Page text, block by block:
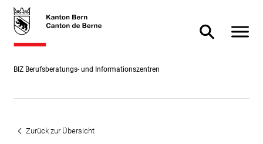
Direkt
zum
Inhalt
skiplink.toNavigation
skiplink.toStartPage
Direkt
Suche
BIZ Berufsberatungs- und Informationszentren
Suche ein-
Zurück zur Übersicht